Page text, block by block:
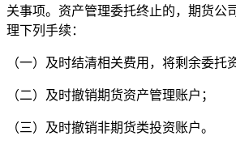
关事项。资产管理委托终止的，期货公
理下列手续：
（一）及时结清相关费用，将剩余委托
（二）及时撤销期货资产管理账户；
（三）及时撤销非期货类投资账户。